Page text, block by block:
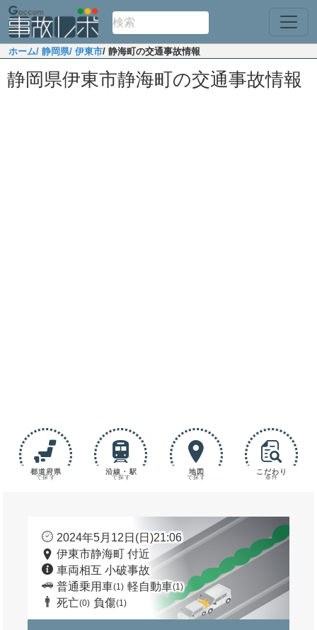
ホーム/ 静岡県/ 伊東市/ 静海町の交通事故情報
静岡県伊東市静海町の交通事故情報
都道府県
で探す
沿線・駅
で探す
地図
で探す
こだわり
条件
2024年5月12日(日)21:06
伊東市静海町 付近
車両相互 小破事故
普通乗用車(1) 軽自動車(1)
死亡(0) 負傷(1)